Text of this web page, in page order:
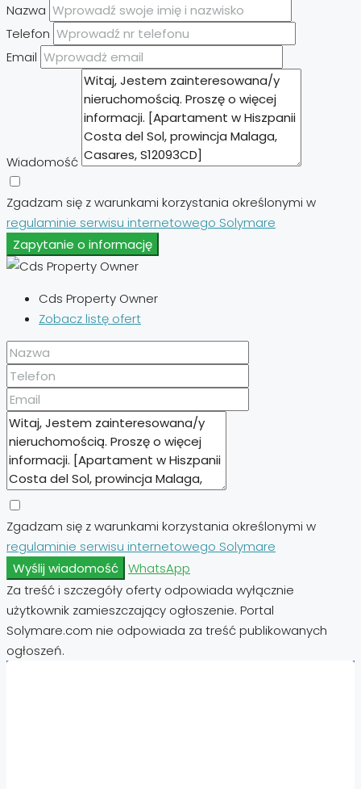
Nazwa
Telefon
Email
Wiadomość
Zgadzam się z warunkami korzystania określonymi w
regulaminie serwisu internetowego Solymare
Zapytanie o informację
Cds Property Owner
Zobacz listę ofert
Zgadzam się z warunkami korzystania określonymi w
regulaminie serwisu internetowego Solymare
Wyślij wiadomość WhatsApp
Za treść i szczegóły oferty odpowiada wyłącznie
użytkownik zamieszczający ogłoszenie. Portal
Solymare.com nie odpowiada za treść publikowanych
ogłoszeń.